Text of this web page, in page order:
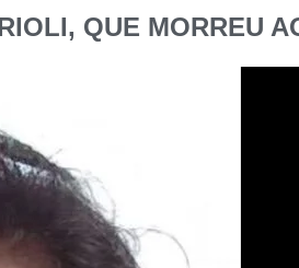
QUE MORREU